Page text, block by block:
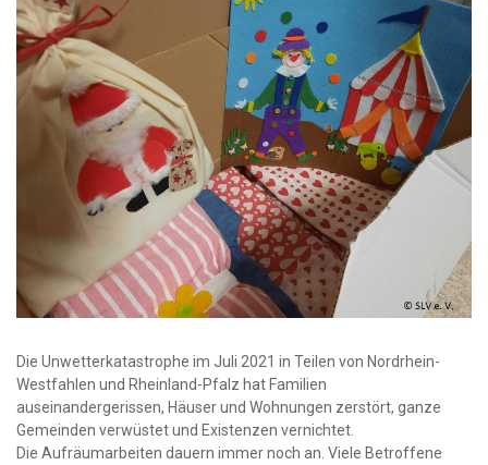
Die Unwetterkatastrophe im Juli 2021 in Teilen von Nordrhein-
Westfahlen und Rheinland-Pfalz hat Familien
auseinandergerissen, Häuser und Wohnungen zerstört, ganze
Gemeinden verwüstet und Existenzen vernichtet.
Die Aufräumarbeiten dauern immer noch an. Viele Betroffene